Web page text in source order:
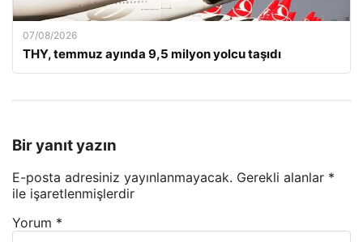
07/08/2026
THY, temmuz ayında 9,5 milyon yolcu taşıdı
Bir yanıt yazın
E-posta adresiniz yayınlanmayacak. Gerekli alanlar *
ile işaretlenmişlerdir
Yorum *